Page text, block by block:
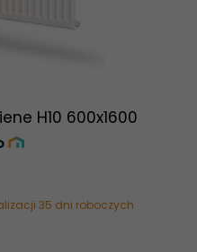
H10 600x1600
35 dni roboczych